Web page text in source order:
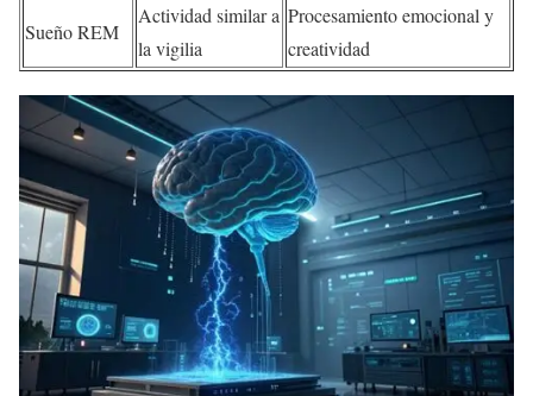
Sueño REM
Actividad similar a
la vigilia
Procesamiento emocional y
creatividad